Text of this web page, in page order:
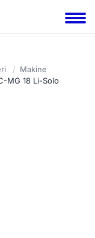
/ Makine
MG 18 Li-Solo